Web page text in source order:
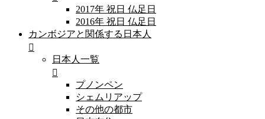
2017年 祝日 仏足日
2016年 祝日 仏足日
カンボジアと関係する日本人
日本人一覧
プノンペン
シェムリアップ
その他の都市